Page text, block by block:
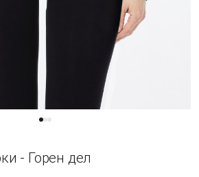
- Горен дел